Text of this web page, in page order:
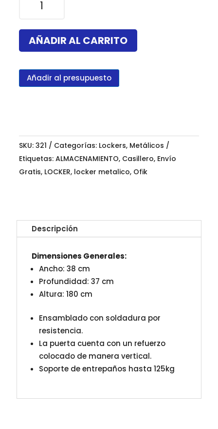
Perforado
puertas
38
AÑADIR AL CARRITO
Añadir al presupuesto
SKU: 321 Categorías: Lockers, Metálicos
Etiquetas: ALMACENAMIENTO, Casillero, Envío
Gratis, LOCKER, locker metalico, Ofik
Descripción
Dimensiones Generales:
Ancho: 38 cm
Profundidad: 37 cm
Altura: 180 cm
Ensamblado con soldadura por
resistencia.
La puerta cuenta con un refuerzo
colocado de manera vertical.
Soporte de entrepaños hasta 125kg